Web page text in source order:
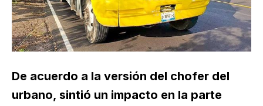
De acuerdo a la versión del chofer del
urbano, sintió un impacto en la parte